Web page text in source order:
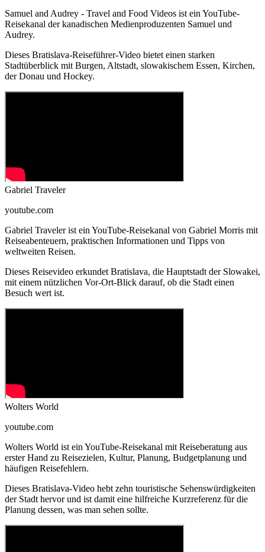
Samuel and Audrey - Travel and Food Videos ist ein YouTube-
Reisekanal der kanadischen Medienproduzenten Samuel und
Audrey.
Dieses Bratislava-Reiseführer-Video bietet einen starken
Stadtüberblick mit Burgen, Altstadt, slowakischem Essen, Kirchen,
der Donau und Hockey.
Gabriel Traveler
youtube.com
Gabriel Traveler ist ein YouTube-Reisekanal von Gabriel Morris mit
Reiseabenteuern, praktischen Informationen und Tipps von
weltweiten Reisen.
Dieses Reisevideo erkundet Bratislava, die Hauptstadt der Slowakei,
mit einem nützlichen Vor-Ort-Blick darauf, ob die Stadt einen
Besuch wert ist.
Wolters World
youtube.com
Wolters World ist ein YouTube-Reisekanal mit Reiseberatung aus
erster Hand zu Reisezielen, Kultur, Planung, Budgetplanung und
häufigen Reisefehlern.
Dieses Bratislava-Video hebt zehn touristische Sehenswürdigkeiten
der Stadt hervor und ist damit eine hilfreiche Kurzreferenz für die
Planung dessen, was man sehen sollte.